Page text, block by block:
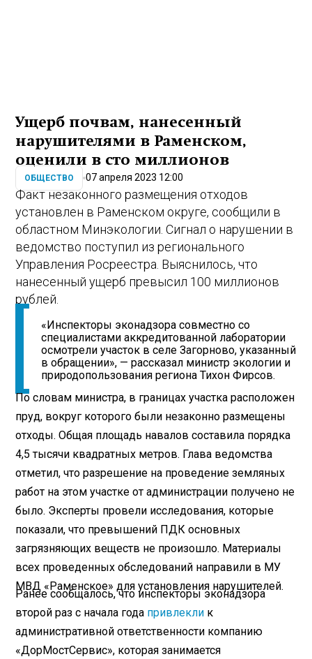
Ущерб почвам, нанесенный
нарушителями в Раменском,
оценили в сто миллионов
ОБЩЕСТВО 07 апреля 2023 12:00
Факт незаконного размещения отходов
установлен в Раменском округе, сообщили в
областном Минэкологии. Сигнал о нарушении в
ведомство поступил из регионального
Управления Росреестра. Выяснилось, что
нанесенный ущерб превысил 100 миллионов
рублей.
«Инспекторы эконадзора совместно со
специалистами аккредитованной лаборатории
осмотрели участок в селе Загорново, указанный
в обращении», — рассказал министр экологии и
природопользования региона Тихон Фирсов.
По словам министра, в границах участка расположен
пруд, вокруг которого были незаконно размещены
отходы. Общая площадь навалов составила порядка
4,5 тысячи квадратных метров. Глава ведомства
отметил, что разрешение на проведение земляных
работ на этом участке от администрации получено не
было. Эксперты провели исследования, которые
показали, что превышений ПДК основных
загрязняющих веществ не произошло. Материалы
всех проведенных обследований направили в МУ
МВД «Раменское» для установления нарушителей.
Ранее сообщалось, что инспекторы эконадзора
второй раз с начала года привлекли к
административной ответственности компанию
«ДорМостСервис», которая занимается